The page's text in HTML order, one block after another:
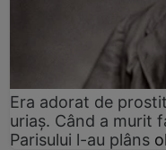
Era adorat de
uriaș. Când a murit
Parisului l-au plâns